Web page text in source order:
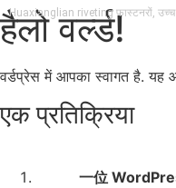
Huaxianglian riveting फास्टनरों, उच्च
हैलो वर्ल्ड!
वर्डप्रेस में आपका स्वागत है. यह
एक प्रतिक्रिया
一位